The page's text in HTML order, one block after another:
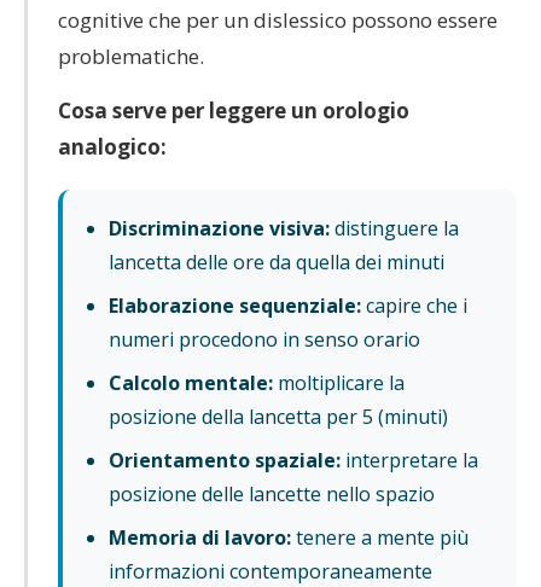
cognitive che per un dislessico possono essere
problematiche.
Cosa serve per leggere un orologio
analogico:
Discriminazione visiva:distinguere la
lancetta delle ore da quella dei minuti
Elaborazione sequenziale:capire che i
numeri procedono in senso orario
Calcolo mentale: moltiplicare la
posizione della lancetta per 5 (minuti)
Orientamento spaziale: interpretare la
posizione delle lancette nello spazio
Memoria di lavoro:tenere a mente più
informazioni contemporaneamente